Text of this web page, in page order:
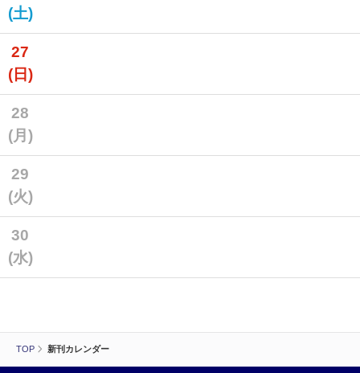
TOP 新刊カレンダー
(土)
27
(日)
28
(月)
29
(火)
30
(水)